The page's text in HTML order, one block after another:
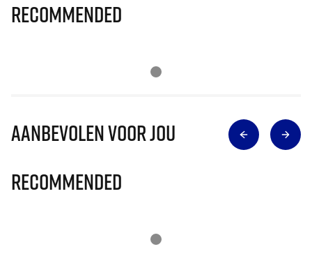
Recommended
Aanbevolen voor jou
Recommended